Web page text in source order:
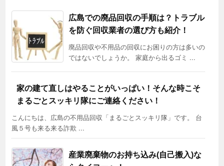
広島での廃品回収の手順は？トラブル
を防ぐ回収業者の選び方も紹介！
廃品回収や不用品の回収にお困りの方は多いの
ではないでしょうか。 家庭から出るゴミ ...
家の建て直しはやることがいっぱい！そんな時こそ
まるごとスッキリ隊にご連絡ください！
こんにちは、広島の不用品回収「まるごとスッキリ隊」です。 台
風５号も来る来る詐欺 ...
産業廃棄物のお持ち込み(自己搬入)な